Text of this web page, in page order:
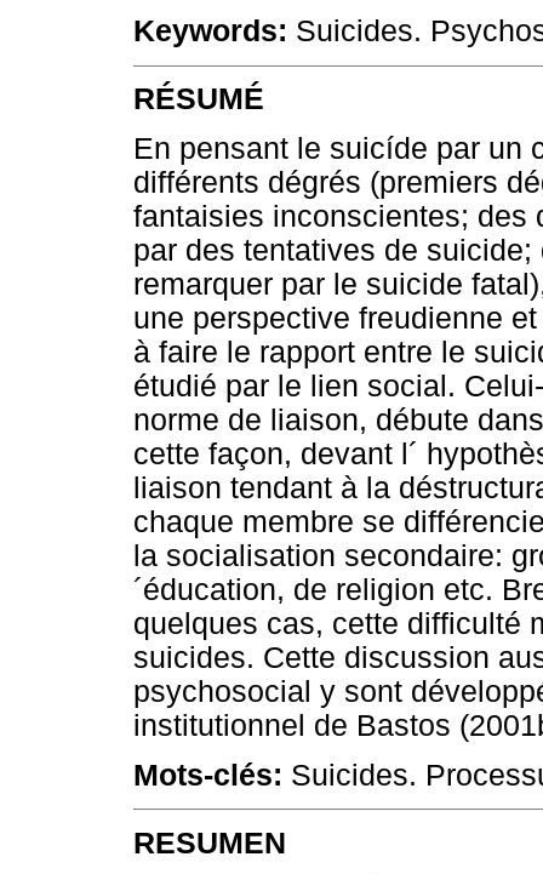
Keywords: Suicides.
RÉSUMÉ
En pensant le suicíde par un
différents dégrés (premiers
fantaisies inconscientes; des
par des tentatives de
remarquer par le suicide
une perspective freudienne
à faire le rapport entre le
étudié par le lien social.
norme de liaison, débute
cette façon, devant l´
liaison tendant à la
chaque membre se
la socialisation secondaire:
´éducation, de religion etc.
quelques cas, cette difficulté
suicides. Cette discussion
psychosocial y sont
institutionnel de Bastos
Mots-clés: Suicides.
RESUMEN